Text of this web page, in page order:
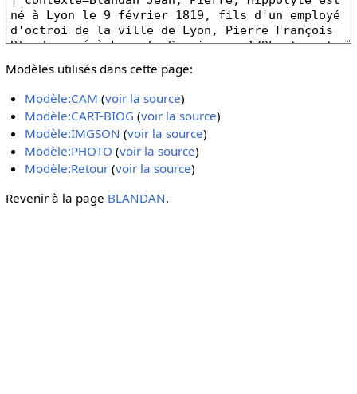
Modèles utilisés dans cette page:
Modèle:CAM (voir la source)
Modèle:CART-BIOG (voir la source)
Modèle:IMGSON (voir la source)
Modèle:PHOTO (voir la source)
Modèle:Retour (voir la source)
Revenir à la page BLANDAN.